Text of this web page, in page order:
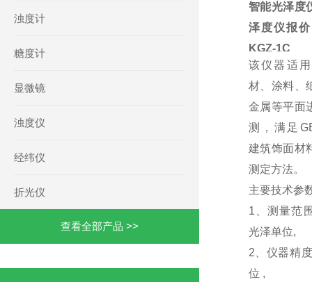
浊度计
糖度计
显微镜
浊度仪
经纬仪
折光仪
查看全部产品 >>
智能光泽度
泽度仪报价
KGZ-1C
该仪器适
材、涂料、
金属等平面
测，满足
建筑饰面材
测定方法。
主要技术参
1、测量范
光泽单位,
2、仪器精
位 ,